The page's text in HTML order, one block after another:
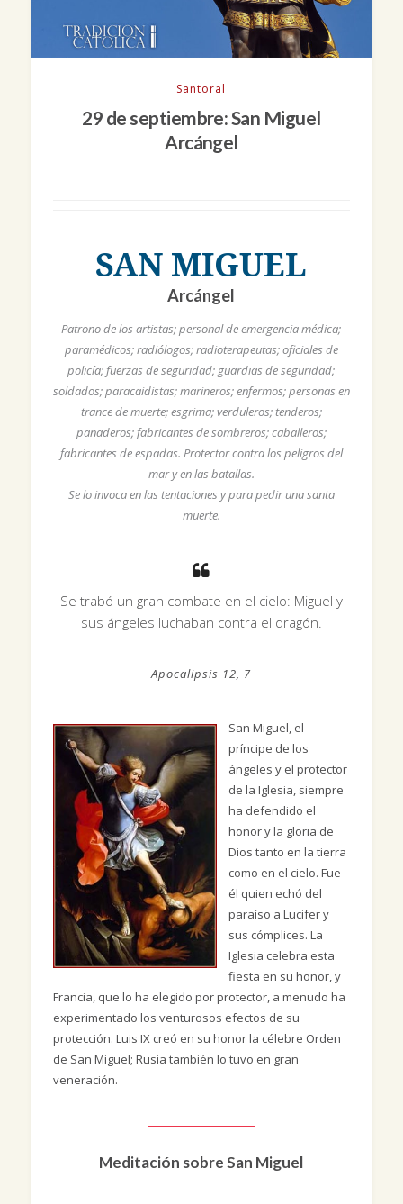
Santoral
29 de septiembre: San Miguel
Arcángel
SAN MIGUEL
Arcángel
Patrono de los artistas; personal de emergencia médica;
paramédicos; radiólogos; radioterapeutas; oficiales de
policía; fuerzas de seguridad; guardias de seguridad;
soldados; paracaidistas; marineros; enfermos; personas en
trance de muerte; esgrima; verduleros; tenderos;
panaderos; fabricantes de sombreros; caballeros;
fabricantes de espadas. Protector contra los peligros del
mar y en las batallas.
Se lo invoca en las tentaciones y para pedir una santa
muerte.
Se trabó un gran combate en el cielo: Miguel y
sus ángeles luchaban contra el dragón.
Apocalipsis 12, 7
San Miguel, el
príncipe de los
ángeles y el protector
de la Iglesia, siempre
ha defendido el
honor y la gloria de
Dios tanto en la tierra
como en el cielo. Fue
él quien echó del
paraíso a Lucifer y
sus cómplices. La
Iglesia celebra esta
fiesta en su honor, y
Francia, que lo ha elegido por protector, a menudo ha
experimentado los venturosos efectos de su
protección. Luis IX creó en su honor la célebre Orden
de San Miguel; Rusia también lo tuvo en gran
veneración.
Meditación sobre San Miguel